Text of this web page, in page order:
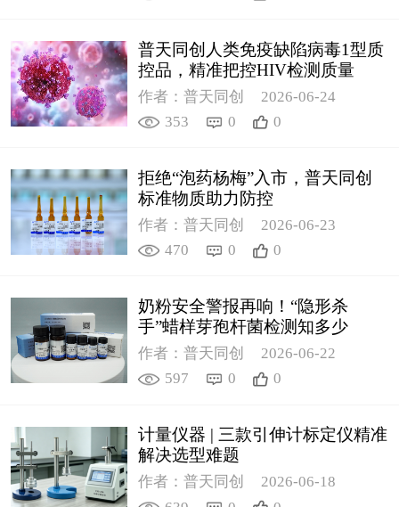
普天同创人类免疫缺陷病毒1型质
控品，精准把控HIV检测质量
作者：普天同创
2026-06-24
353
0 0
拒绝“泡药杨梅”入市，普天同创
标准物质助力防控
作者：普天同创
2026-06-23
470
0 0
奶粉安全警报再响！“隐形杀
手”蜡样芽孢杆菌检测知多少
作者：普天同创
2026-06-22
597
0 0
计量仪器 | 三款引伸计标定仪精准
解决选型难题
作者：普天同创
2026-06-18